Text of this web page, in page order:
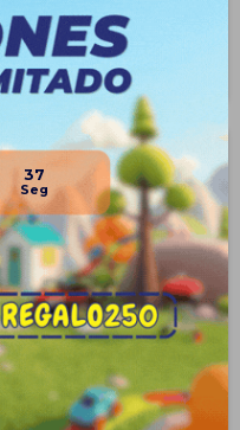
37
$
Disponible PickUp
Disponible Envío
Campera Abrigo Topper Inflada
Con Capucha P/ Niños - Azul